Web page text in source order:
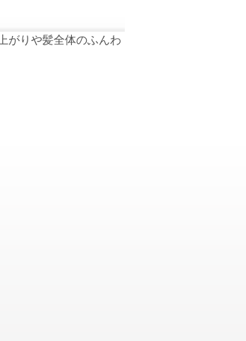
がりや髪全体のふんわ